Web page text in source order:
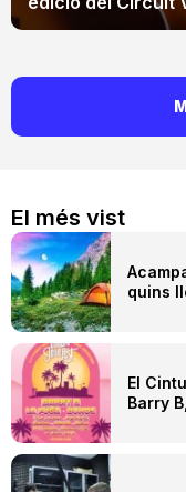
El més vist
quins
El
Barry